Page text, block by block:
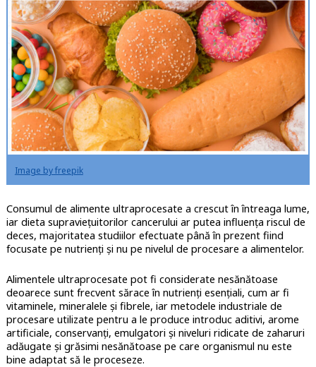
Image by freepik
Consumul de alimente ultraprocesate a crescut în întreaga lume,
iar dieta supravieţuitorilor cancerului ar putea influenţa riscul de
deces, majoritatea studiilor efectuate până în prezent fiind
focusate pe nutrienţi şi nu pe nivelul de procesare a alimentelor.
Alimentele ultraprocesate pot fi considerate nesănătoase
deoarece sunt frecvent sărace în nutrienți esențiali, cum ar fi
vitaminele, mineralele și fibrele, iar metodele industriale de
procesare utilizate pentru a le produce introduc aditivi, arome
artificiale, conservanți, emulgatori și niveluri ridicate de zaharuri
adăugate și grăsimi nesănătoase pe care organismul nu este
bine adaptat să le proceseze.